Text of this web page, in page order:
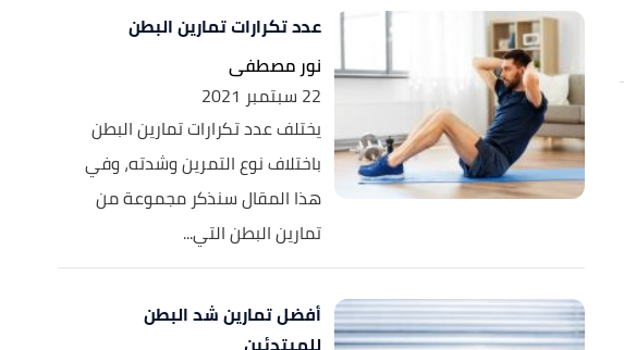
عدد تكرارات تمارين البطن
نور مصطفى
22 سبتمبر 2021
يختلف عدد تكرارات تمارين البطن
باختلاف نوع التمرين وشدته، وفي
هذا المقال سنذكر مجموعة من
تمارين البطن التي...
أفضل تمارين شد البطن